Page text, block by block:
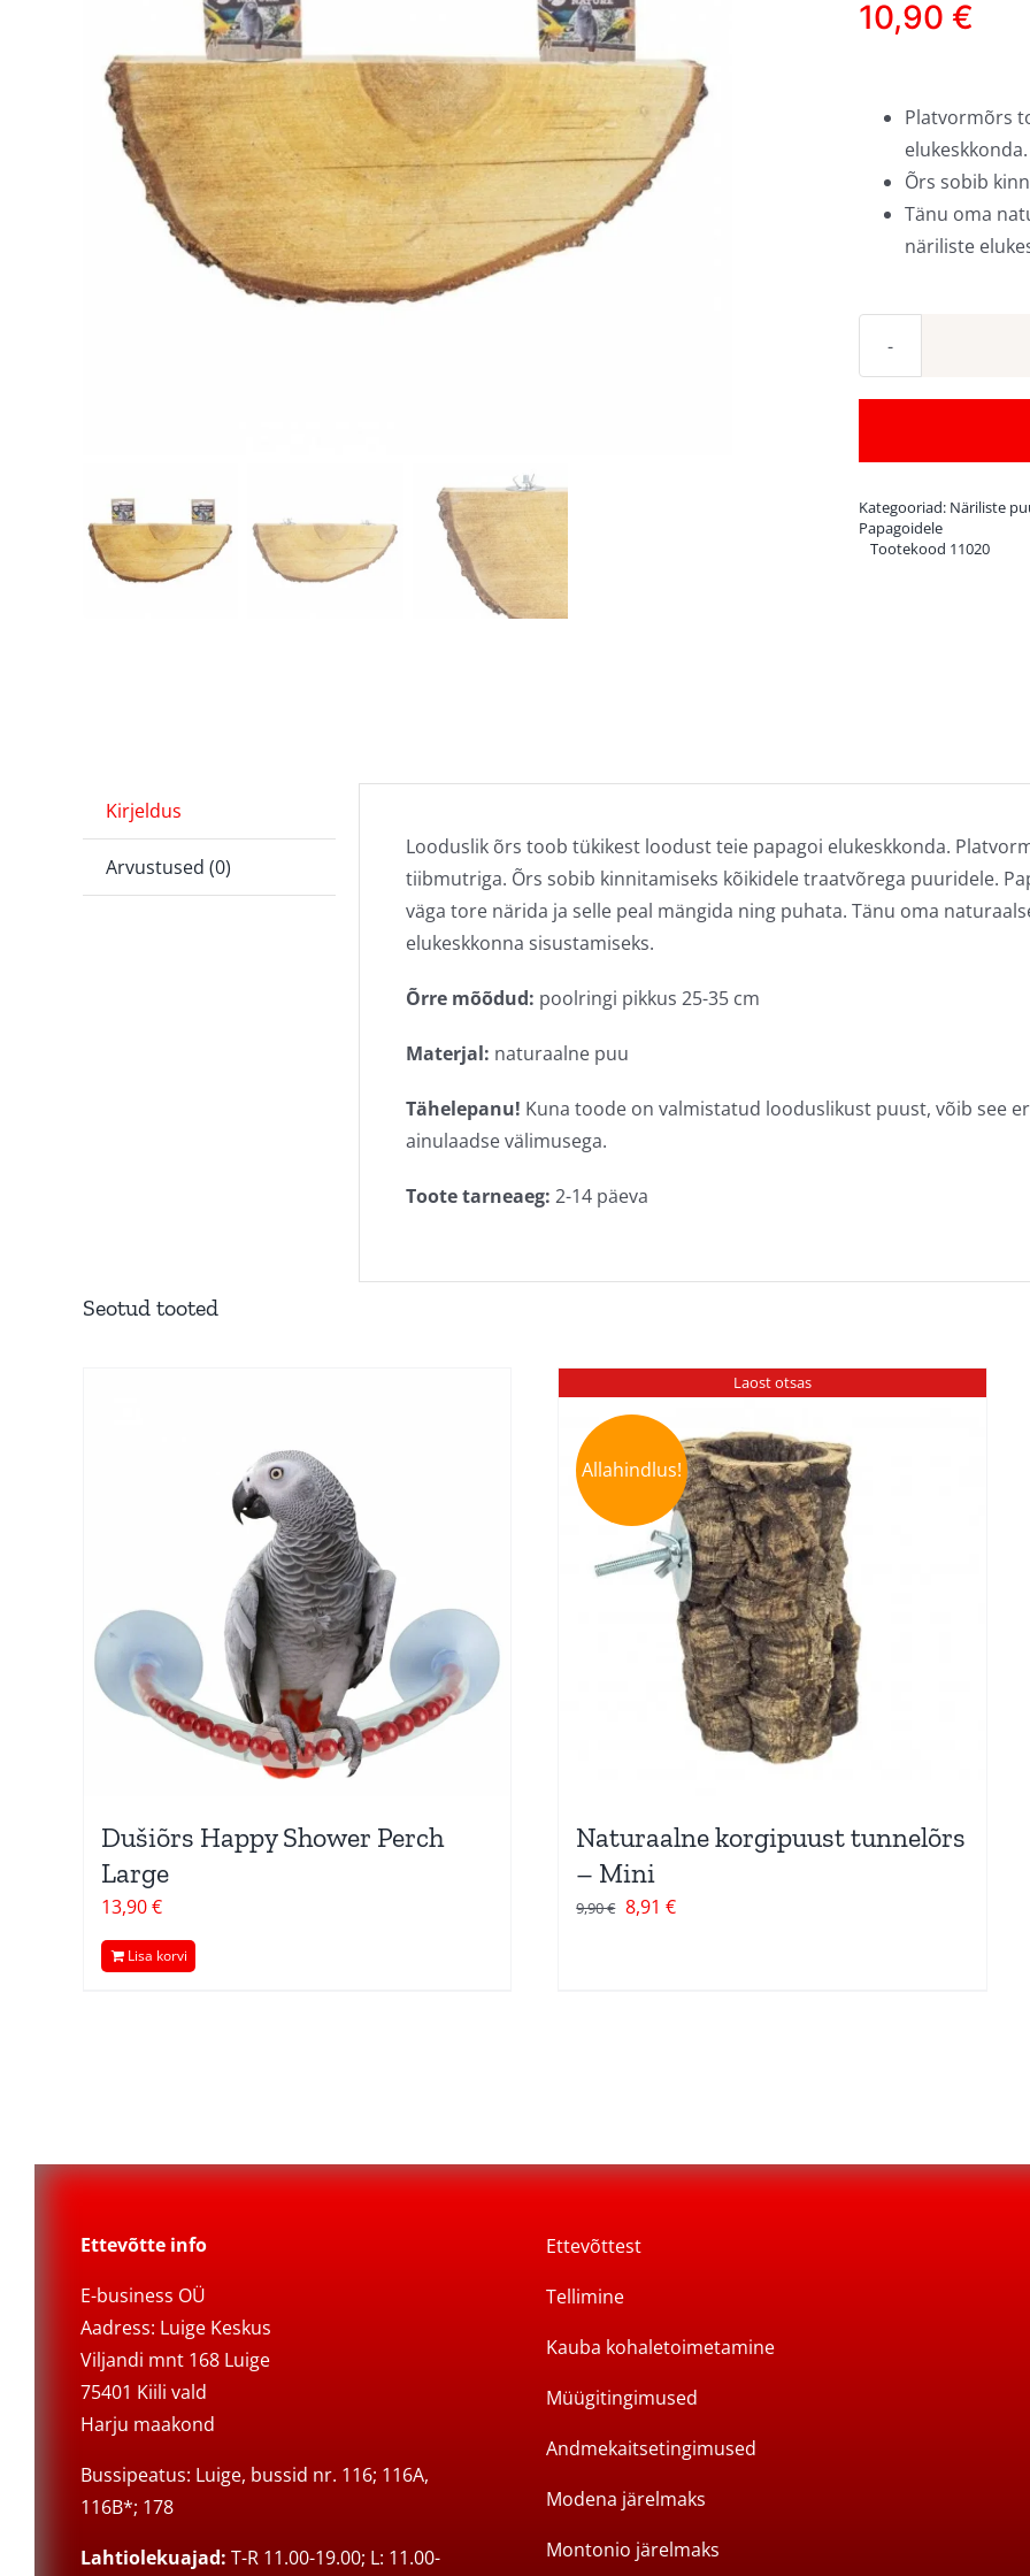
10,90 €
Platvormõrs
elukeskkonda.
Õrs sobib
Tänu oma
näriliste
Kategooriad: Näriliste
Papagoidele
Tootekood 11020
Kirjeldus
Arvustused (0)
Looduslik õrs toob tükikest loodust teie papagoi elukeskkonda.
tiibmutriga. Õrs sobib kinnitamiseks kõikidele traatvõrega puuridele.
väga tore närida ja selle peal mängida ning puhata. Tänu oma
elukeskkonna sisustamiseks.
Õrre mõõdud: poolringi pikkus 25-35 cm
Materjal: naturaalne puu
Tähelepanu! Kuna toode on valmistatud looduslikust puust, võib see
ainulaadse välimusega.
Toote tarneaeg: 2-14 päeva
Seotud tooted
Dušiõrs Happy Shower Perch
Large
13,90€
Lisa korvi
Laost otsas
Allahindlus!
Naturaalne korgipuust tunnelõrs
– Mini
9,90€ Algne
8,91€Current
Ettevõtte info
E-business OÜ
Aadress: Luige Keskus
Viljandi mnt 168 Luige
75401 Kiili vald
Harju maakond
Bussipeatus: Luige, bussid nr. 116; 116A,
116B*; 178
Lahtiolekuajad: T-R 11.00-19.00; L: 11.00-
Ettevõttest
Tellimine
Kauba kohaletoimetamine
Müügitingimused
Andmekaitsetingimused
Modena järelmaks
Montonio järelmaks